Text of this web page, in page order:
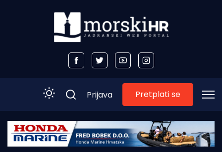
Početna
Prijava Pretplati se